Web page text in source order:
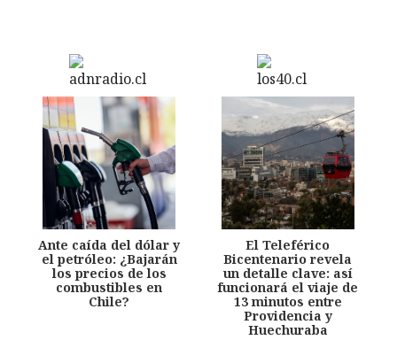
Ante caída del dólar y
el petróleo: ¿Bajarán
los precios de los
combustibles en
Chile?
El Teleférico
Bicentenario revela
un detalle clave: así
funcionará el viaje de
13 minutos entre
Providencia y
Huechuraba